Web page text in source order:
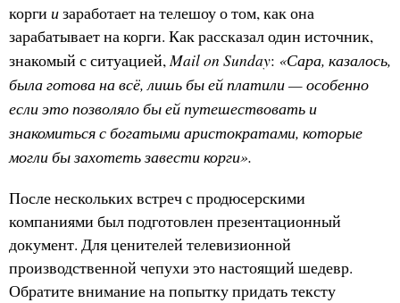
корги изаработает на телешоу о том, как она
зарабатывает на корги. Как рассказал один источник,
знакомый с ситуацией,Mail on Sunday: «Сара, казалось,
была готова на всё, лишь бы ей платили — особенно
если это позволяло бы ей путешествовать и
знакомиться с богатыми аристократами, которые
могли бы захотеть завести корги».
После нескольких встреч с продюсерскими
компаниями был подготовлен презентационный
документ. Для ценителей телевизионной
производственной чепухи это настоящий шедевр.
Обратите внимание на попытку придать тексту